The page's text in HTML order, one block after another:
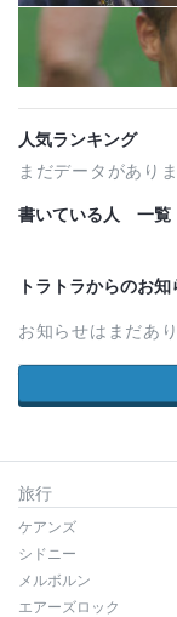
人気ランキング
まだデータがありま
書いている人 一覧
トラトラからのお知
お知らせはまだあり
旅行
ケアンズ
シドニー
メルボルン
エアーズロック